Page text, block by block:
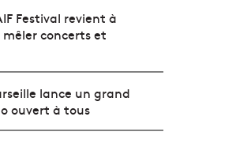
Festival revient à
concerts et
lance un grand
ouvert à tous